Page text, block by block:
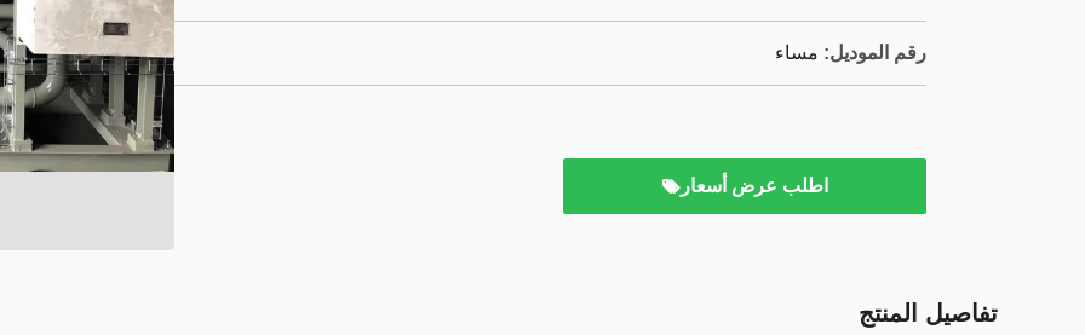
رقم الموديل: مساء
اطلب عرض أسعار
تفاصيل المنتج